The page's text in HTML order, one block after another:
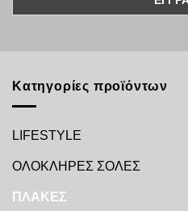
Κατηγορίες προϊόντων
LIFESTYLE
ΟΛΟΚΛΗΡΕΣ ΣΟΛΕΣ
ΠΛΑΚΕΣ